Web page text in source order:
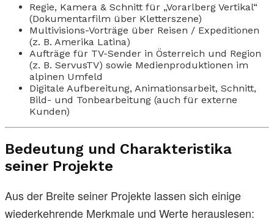
Regie, Kamera & Schnitt für „Vorarlberg Vertikal“
(Dokumentarfilm über Kletterszene)
Multivisions-Vorträge über Reisen / Expeditionen
(z. B. Amerika Latina)
Aufträge für TV-Sender in Österreich und Region
(z. B. ServusTV) sowie Medienproduktionen im
alpinen Umfeld
Digitale Aufbereitung, Animationsarbeit, Schnitt,
Bild- und Tonbearbeitung (auch für externe
Kunden)
Bedeutung und Charakteristika
seiner Projekte
Aus der Breite seiner Projekte lassen sich einige
wiederkehrende Merkmale und Werte herauslesen: